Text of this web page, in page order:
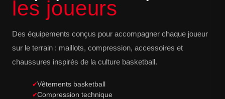
les joueurs
Des équipements conçus pour accompagner chaque joueur
sur le terrain : maillots, compression, accessoires et
chaussures inspirés de la culture basketball.
Vêtements basketball
Compression technique